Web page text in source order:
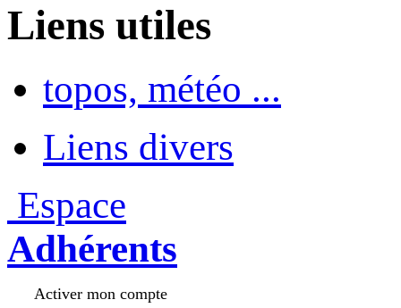
Liens utiles
topos, météo ...
Liens divers
Espace
Adhérents
Activer mon compte